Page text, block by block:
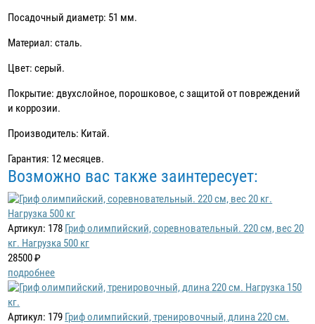
Посадочный диаметр: 51 мм.
Материал: сталь.
Цвет: серый.
Покрытие: двухслойное, порошковое, с защитой от повреждений
и коррозии.
Производитель: Китай.
Гарантия: 12 месяцев.
Возможно вас также заинтересует:
Артикул: 178 Гриф олимпийский, соревновательный. 220 см, вес 20
кг. Нагрузка 500 кг
28500 ₽
подробнее
Артикул: 179 Гриф олимпийский, тренировочный, длина 220 см.